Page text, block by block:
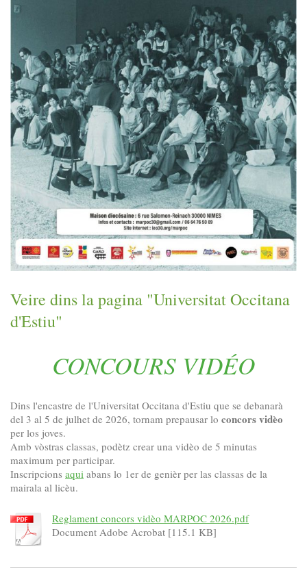
Veire dins la pagina "Universitat Occitana
d'Estiu"
CONCOURS VIDÉO
Dins l'encastre de l'Universitat Occitana d'Estiu que se debanarà
del 3 al 5 de julhet de 2026, tornam prepausar lo concors vidèo
per los joves.
Amb vòstras classas, podètz crear una vidèo de 5 minutas
maximum per participar.
Inscripcions aqui abans lo 1er de genièr per las classas de la
mairala al licèu.
Reglament concors vidèo MARPOC 2026.pdf
Document Adobe Acrobat [115.1 KB]